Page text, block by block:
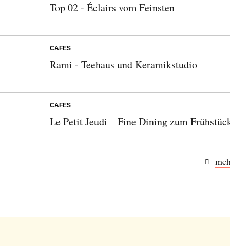
Top 02 - Éclairs vom Feinsten
CAFES
Rami - Teehaus und Keramikstudio
CAFES
Le Petit Jeudi – Fine Dining zum